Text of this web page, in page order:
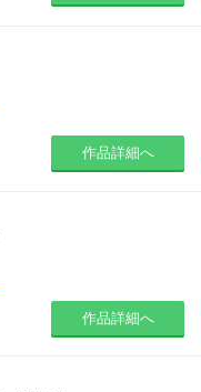
作品詳細へ
作品詳細へ